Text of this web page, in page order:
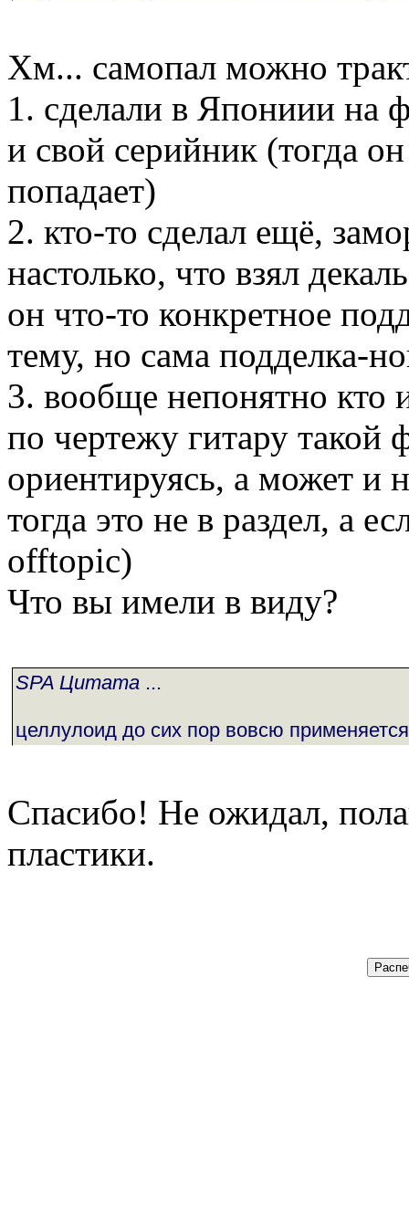
Хм... самопал можно
1. сделали в Япониии на
и свой серийник (тогда
попадает)
2. кто-то сделал ещё,
настолько, что взял
он что-то конкретное
тему, но сама подделка-
3. вообще непонятно кто
по чертежу гитару
ориентируясь, а может и
тогда это не в раздел, а
offtopic)
Что вы имели в виду?
SPA Цитата ...
целлулоид до сих пор вовсю применяется
Спасибо! Не ожидал,
пластики.